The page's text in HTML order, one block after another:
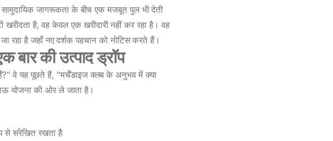
सामुदायिक जागरूकता के बीच एक मजबूत पुल भी देती
खरीदता है, वह केवल एक खरीदारी नहीं कर रहा है। वह
रहा है जहाँ नए दर्शक पहचान को नोटिस करते हैं।
बार की उत्पाद ड्रॉप
वे यह पूछते हैं, "मर्चेंडाइज क्लब के अनुभव में क्या
योजना की ओर ले जाता है।
से संरेखित रखता है